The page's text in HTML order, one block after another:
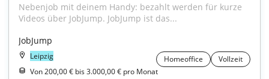
Nebenjob mit deinem Handy: bezahlt werden für kurze
Videos über JobJump. JobJump ist das...
JobJump
Leipzig Homeoffice
Vollzeit
Von 200,00 € bis 3.000,00 € pro Monat